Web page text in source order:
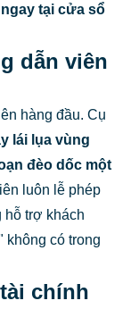
tại cửa sổ
dẫn viên
hàng đầu. Cụ
lái lụa vùng
đèo dốc một
luôn lễ phép
hỗ trợ khách
không có trong
chính